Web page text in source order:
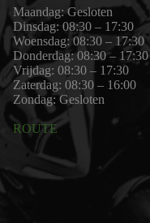
Maandag: Gesloten
Dinsdag: 08:30 – 17:30
Woensdag: 08:30 – 17:30
Donderdag: 08:30 – 17:30
Vrijdag: 08:30 – 17:30
Zaterdag: 08:30 – 16:00
Zondag: Gesloten
ROUTE